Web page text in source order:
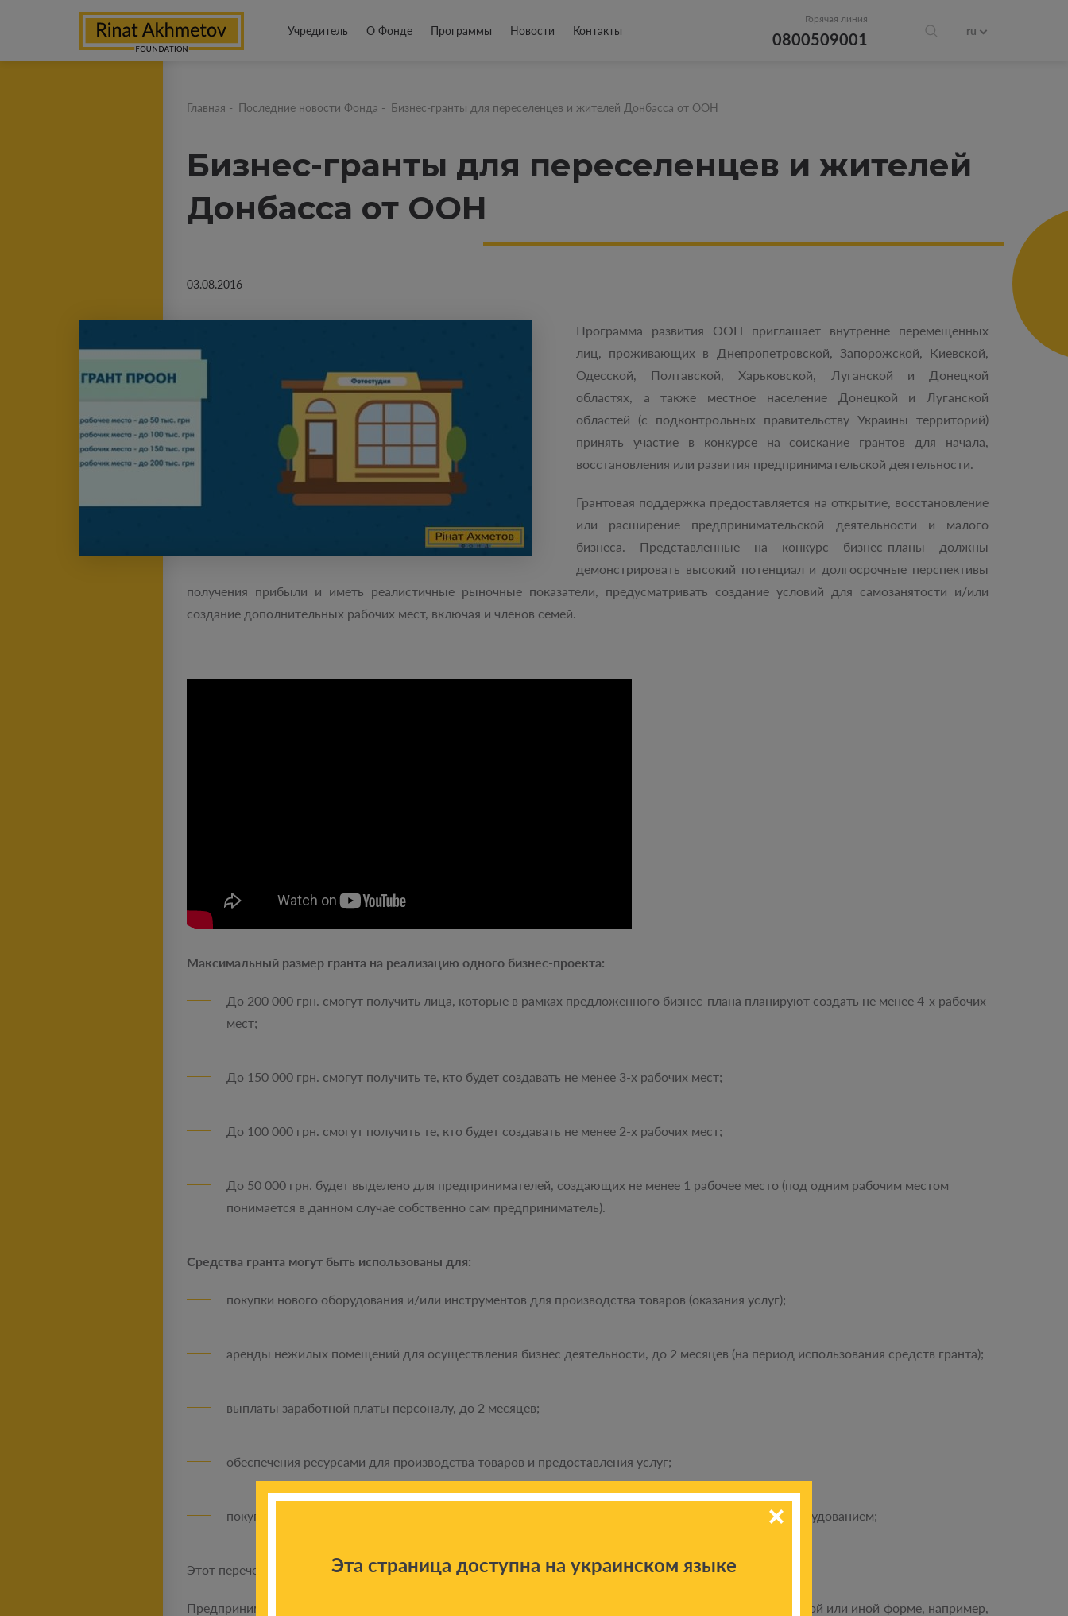
Учредитель О Фонде Программы Новости Контакты
Горячая линия
0800509001 ru
Главная - Последние новости Фонда - Бизнес-гранты для переселенцев и жителей Донбасса от ООН
Бизнес-гранты для переселенцев и жителей
Донбасса от ООН
03.08.2016
Программа развития ООН приглашает внутренне перемещенных
лиц, проживающих в Днепропетровской, Запорожской, Киевской,
Одесской, Полтавской, Харьковской, Луганской и Донецкой
областях, а также местное население Донецкой и Луганской
областей (с подконтрольных правительству Украины территорий)
принять участие в конкурсе на соискание грантов для начала,
восстановления или развития предпринимательской деятельности.
Грантовая поддержка предоставляется на открытие, восстановление
или расширение предпринимательской деятельности и малого
бизнеса. Представленные на конкурс бизнес-планы должны
демонстрировать высокий потенциал и долгосрочные перспективы
получения прибыли и иметь реалистичные рыночные показатели, предусматривать создание условий для самозанятости и/или
создание дополнительных рабочих мест, включая и членов семей.
Максимальный размер гранта на реализацию одного бизнес-проекта:
До 200 000 грн. смогут получить лица, которые в рамках предложенного бизнес-плана планируют создать не менее 4-х рабочих
мест;
До 150 000 грн. смогут получить те, кто будет создавать не менее 3-х рабочих мест;
До 100 000 грн. смогут получить те, кто будет создавать не менее 2-х рабочих мест;
До 50 000 грн. будет выделено для предпринимателей, создающих не менее 1 рабочее место (под одним рабочим местом
понимается в данном случае собственно сам предприниматель).
Средства гранта могут быть использованы для:
покупки нового оборудования и/или инструментов для производства товаров (оказания услуг);
аренды нежилых помещений для осуществления бизнес деятельности, до 2 месяцев (на период использования средств гранта);
выплаты заработной платы персоналу, до 2 месяцев;
обеспечения ресурсами для производства товаров и предоставления услуг;
покупки франшизы по договору коммерческой концессии (франчайзинга) с соответствующим оборудованием;
Этот перечень не является исчерпывающим.
Предприниматели, которые получат грант, должны сделать свой вклад в реализацию проекта (в денежной или иной форме, например,
Эта страница доступна на украинском языке